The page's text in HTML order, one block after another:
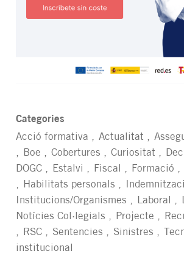
Categories
Acció formativa
Actualitat
Boe
Cobertures Curiositat
DOGC
Estalvi Fiscal Formació
Habilitats personals
Institucions/Organismes
Laboral
Notícies Col·legials
Projecte
RSC
Sentencies Sinistres
institucional